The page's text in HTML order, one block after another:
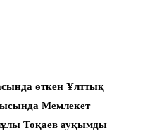
өткен Ұлттық
Мемлекет
Тоқаев ауқымды